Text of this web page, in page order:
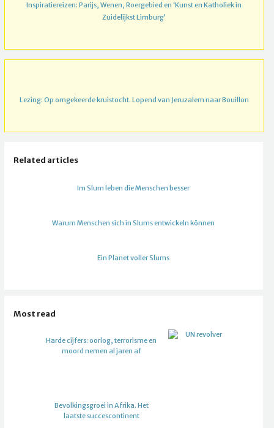
Inspiratiereizen: Parijs, Wenen, Roergebied en ‘Kunst en Katholiek in
Zuidelijkst Limburg’
Lezing: Op omgekeerde kruistocht. Lopend van Jeruzalem naar Bouillon
Related articles
Im Slum leben die Menschen besser
Warum Menschen sich in Slums entwickeln können
Ein Planet voller Slums
Most read
Harde cijfers: oorlog, terrorisme en
moord nemen al jaren af
Bevolkingsgroei in Afrika. Het
laatste succescontinent